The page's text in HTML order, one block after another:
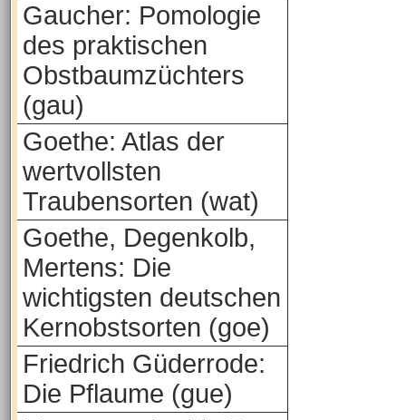
Gaucher: Pomologie
des praktischen
Obstbaumzüchters
(gau)
Goethe: Atlas der
wertvollsten
Traubensorten (wat)
Goethe, Degenkolb,
Mertens: Die
wichtigsten deutschen
Kernobstsorten (goe)
Friedrich Güderrode:
Die Pflaume (gue)